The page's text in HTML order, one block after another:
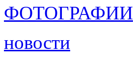
ФОТОГРАФИИ
новости